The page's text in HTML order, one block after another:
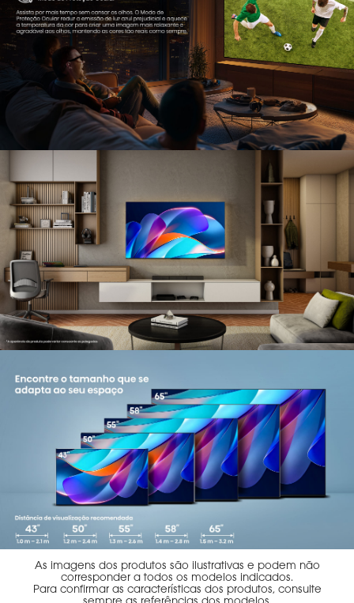
As imagens dos produtos são ilustrativas e podem não
corresponder a todos os modelos indicados.
Para confirmar as características dos produtos, consulte